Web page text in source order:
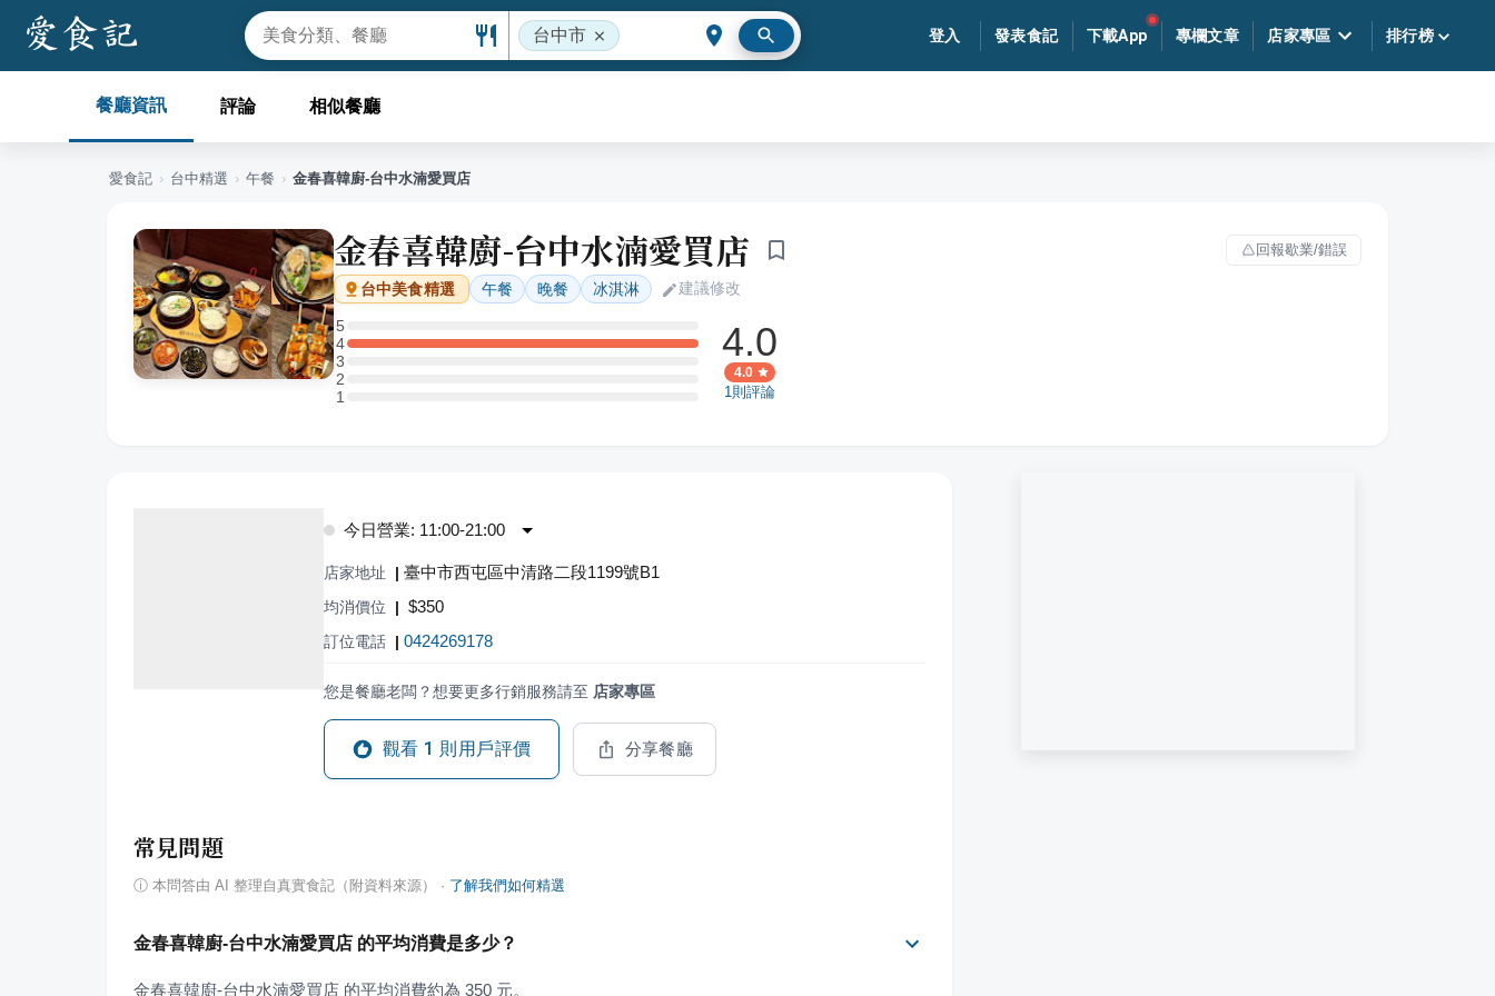
台中市 登入 發表食記 下載App 專欄文章 店家專區 排行榜
餐廳資訊 評論 相似餐廳
愛食記 › 台中精選 › 午餐 › 金春喜韓廚-台中水湳愛買店
金春喜韓廚-台中水湳愛買店 回報歇業/錯誤
台中美食精選 午餐 晚餐 冰淇淋 建議修改
5
5 星：0 則評論
4
4 星：1 則評論
3
3 星：0 則評論
2
2 星：0 則評論
11 星：0 則評論
4.0
4.0
1則評論
今日營業: 11:00-21:00
店家地址 | 臺中市西屯區中清路二段1199號B1
均消價位 | $350
訂位電話 | 0424269178
您是餐廳老闆？想要更多行銷服務請至 店家專區
觀看 1 則用戶評價 分享餐廳
常見問題
ⓘ 本問答由 AI 整理自真實食記（附資料來源） · 了解我們如何精選
金春喜韓廚-台中水湳愛買店 的平均消費是多少？
金春喜韓廚-台中水湳愛買店 的平均消費約為 350 元。